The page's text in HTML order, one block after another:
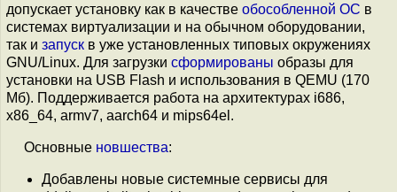
допускает установку как в качестве обособленной ОС в
системах виртуализации и на обычном оборудовании,
так и запуск в уже установленных типовых окружениях
GNU/Linux. Для загрузки сформированы образы для
установки на USB Flash и использования в QEMU (170
Мб). Поддерживается работа на архитектурах i686,
x86_64, armv7, aarch64 и mips64el.
Основные новшества:
Добавлены новые системные сервисы для